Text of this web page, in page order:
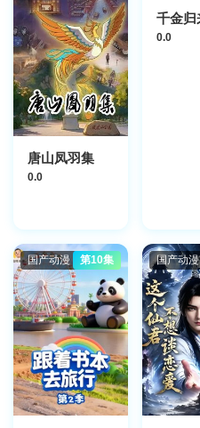
唐山凤羽集
0.0
0.0
国产动漫 第10集 国产动漫